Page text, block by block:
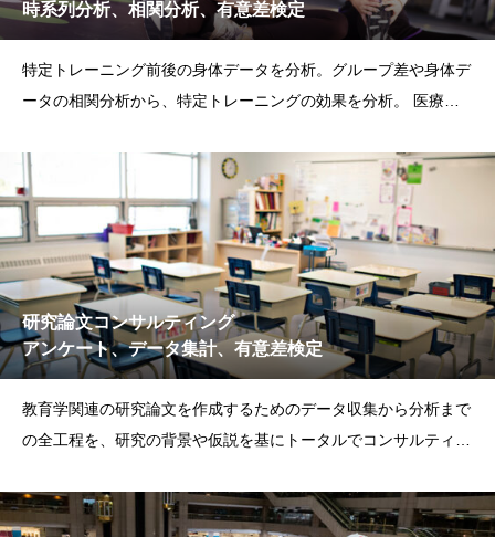
時系列分析、相関分析、有意差検定
特定トレーニング前後の身体データを分析。グループ差や身体デ
ータの相関分析から、特定トレーニングの効果を分析。 医療系
研究論文コンサルティング
アンケート、データ集計、有意差検定
教育学関連の研究論文を作成するためのデータ収集から分析まで
の全工程を、研究の背景や仮説を基にトータルでコンサルティン